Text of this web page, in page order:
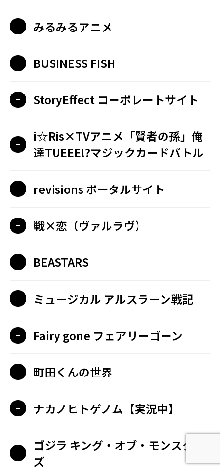
みるみるアニメ
BUSINESS FISH
StoryEffect コーポレートサイト
i☆Ris×TVアニメ「賢者の孫」俺
達TUEEE!?マジックカードバトル
revisions ポータルサイト
戦×恋（ヴァルラヴ）
BEASTARS
ミュージカル アルスラーン戦記
Fairy gone フェアリーゴーン
町田くんの世界
ナカノヒトゲノム【実況中】
ゴジラ キング・オブ・モンスター
ズ